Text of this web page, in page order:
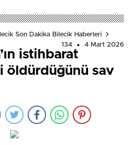
Son Dakika Bilecik Haberleri
134
4 Mart 2026
istihbarat
öldürdüğünü sav